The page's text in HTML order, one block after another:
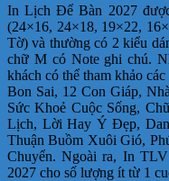
In Lịch Để Bàn 2027
(24×16, 24×18, 19×22,
Tờ) và thường có 2 kiểu
chữ M có Note ghi chú.
khách có thể tham khảo
Bon Sai, 12 Con Giáp,
Sức Khoẻ Cuộc Sống,
Lịch, Lời Hay Ý Đẹp,
Thuận Buồm Xuôi Gió,
Chuyển. Ngoài ra, In
2027 cho số lượng ít từ 1